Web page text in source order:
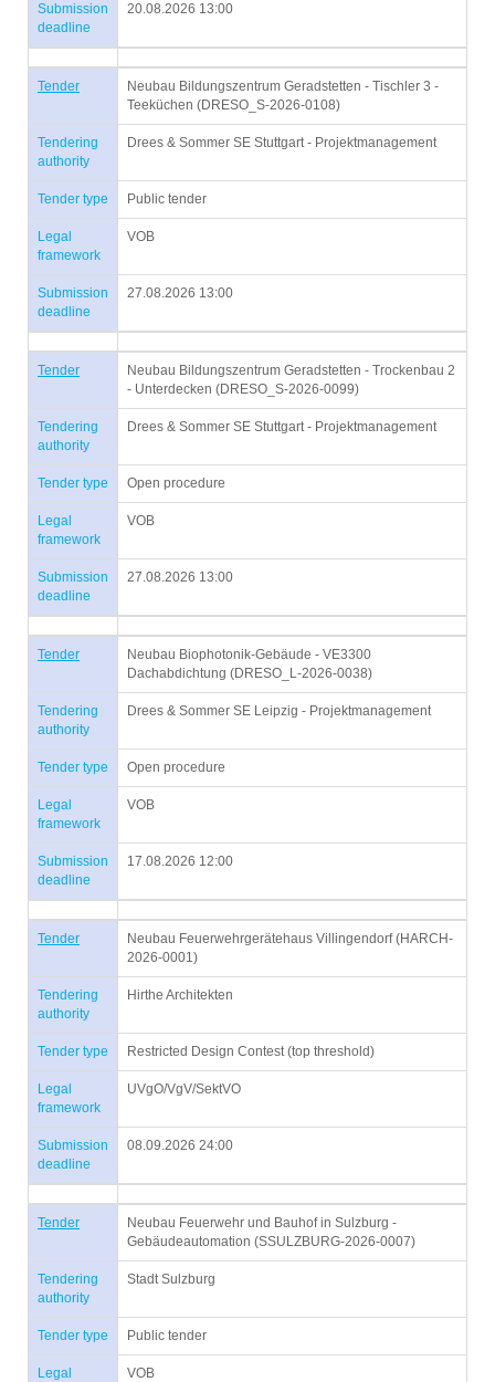
Submission
deadline
20.08.2026 13:00
Tender
Neubau Bildungszentrum Geradstetten - Tischler 3 -
Teeküchen (DRESO_S-2026-0108)
Tendering
authority
Drees & Sommer SE Stuttgart - Projektmanagement
Tender type Public tender
Legal
framework
VOB
Submission
deadline
27.08.2026 13:00
Tender
Neubau Bildungszentrum Geradstetten - Trockenbau 2
- Unterdecken (DRESO_S-2026-0099)
Tendering
authority
Drees & Sommer SE Stuttgart - Projektmanagement
Tender type Open procedure
Legal
framework
VOB
Submission
deadline
27.08.2026 13:00
Tender
Neubau Biophotonik-Gebäude - VE3300
Dachabdichtung (DRESO_L-2026-0038)
Tendering
authority
Drees & Sommer SE Leipzig - Projektmanagement
Tender type Open procedure
Legal
framework
VOB
Submission
deadline
17.08.2026 12:00
Tender
Neubau Feuerwehrgerätehaus Villingendorf (HARCH-
2026-0001)
Tendering
authority
Hirthe Architekten
Tender type Restricted Design Contest (top threshold)
Legal
framework
UVgO/VgV/SektVO
Submission
deadline
08.09.2026 24:00
Tender
Neubau Feuerwehr und Bauhof in Sulzburg -
Gebäudeautomation (SSULZBURG-2026-0007)
Tendering
authority
Stadt Sulzburg
Tender type Public tender
Legal
VOB